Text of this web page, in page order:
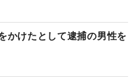
かけたとして逮捕の男性を